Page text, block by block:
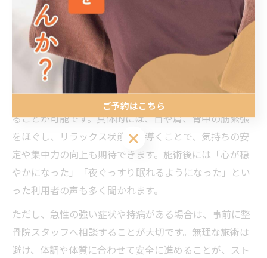
ますが、整骨院の鍼灸施術は自律神経の調整や血流改善
を通じてストレスの緩和をサポートします。特に福岡市
博多区春町の整骨院では、日々の疲れや不安を抱える方
に合わせて、個別に施術内容を調整しています。
ストレスが原因で現れる肩こりや頭痛、イライラ感など
は、鍼灸によるツボ刺激と灸の温熱効果によって和らげ
ることが可能です。具体的には、首や肩、背中の筋緊張
をほぐし、リラックス状態へと導くことで、気持ちの安
定や集中力の向上も期待できます。施術後には「心が穏
やかになった」「夜ぐっすり眠れるようになった」とい
った利用者の声も多く聞かれます。
ただし、急性の強い症状や持病がある場合は、事前に整
骨院スタッフへ相談することが大切です。無理な施術は
避け、体調や体質に合わせて安全に進めることが、スト
ご予約はこちら
ご予約はこちら